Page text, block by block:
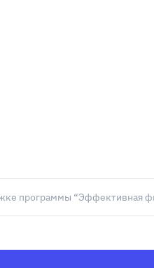
программы “Эффективная